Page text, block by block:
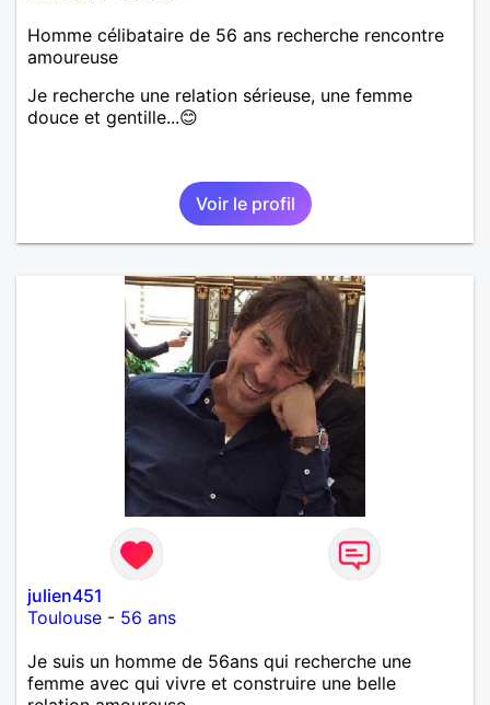
Homme célibataire de 56 ans recherche rencontre
amoureuse
Je recherche une relation sérieuse, une femme
douce et gentille...😊
Voir le profil
julien451
Toulouse - 56 ans
Je suis un homme de 56ans qui recherche une
femme avec qui vivre et construire une belle